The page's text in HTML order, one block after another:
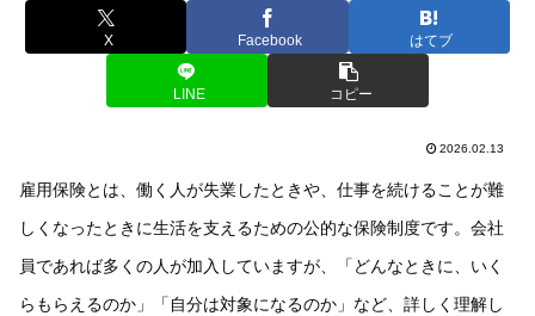
X Facebook はてブ
LINE コピー
2026.02.13
雇用保険とは、働く人が失業したときや、仕事を続けることが難
しくなったときに生活を支えるための公的な保険制度です。会社
員であれば多くの人が加入していますが、「どんなときに、いく
らもらえるのか」「自分は対象になるのか」など、詳しく理解し